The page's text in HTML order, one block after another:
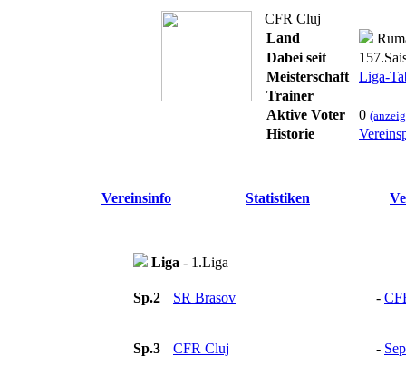
CFR Cluj
Land
Dabei seit
Meisterschaft
Liga-
Trainer
Aktive Voter
0
Historie
Vereinsinfo Statistiken
Liga - 1.Liga
Sp.2 SR Brasov -
Sp.3 CFR Cluj -